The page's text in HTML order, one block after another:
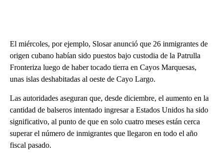
El miércoles, por ejemplo, Slosar anunció que 26 inmigrantes de
origen cubano habían sido puestos bajo custodia de la Patrulla
Fronteriza luego de haber tocado tierra en Cayos Marquesas,
unas islas deshabitadas al oeste de Cayo Largo.
Las autoridades aseguran que, desde diciembre, el aumento en la
cantidad de balseros intentado ingresar a Estados Unidos ha sido
significativo, al punto de que en solo cuatro meses están cerca
superar el número de inmigrantes que llegaron en todo el año
fiscal pasado.